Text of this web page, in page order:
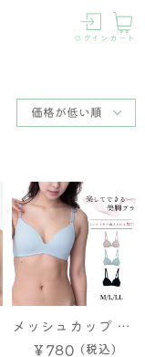
ログイン カート
メッシュカップ ノ
ンワイヤーブラ
￥780